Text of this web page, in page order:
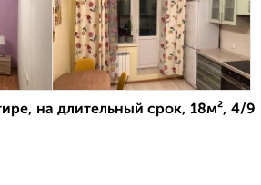
на длительный срок, 18м², 4/9